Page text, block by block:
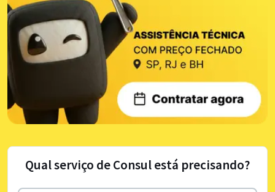
Qual serviço de Consul está precisando?